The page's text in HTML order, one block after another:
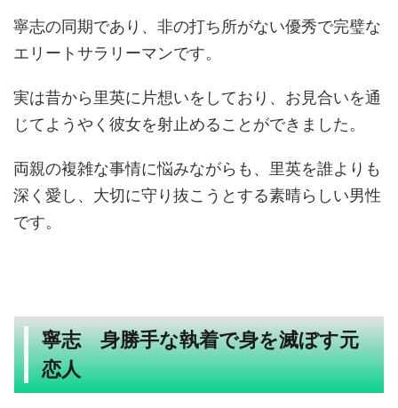
寧志の同期であり、非の打ち所がない優秀で完璧な
エリートサラリーマンです。
実は昔から里英に片想いをしており、お見合いを通
じてようやく彼女を射止めることができました。
両親の複雑な事情に悩みながらも、里英を誰よりも
深く愛し、大切に守り抜こうとする素晴らしい男性
です。
寧志 身勝手な執着で身を滅ぼす元
恋人